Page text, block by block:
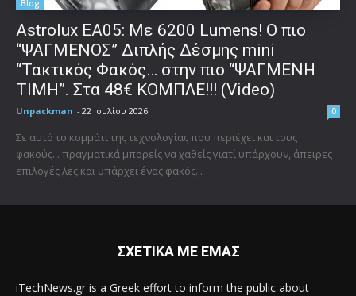
Blog
Astrolux ΕΑ05: Με 6200 Lumens! Ο πιο
“ΨΑΓΜΕΝΟΣ” Διπλής Δέσμης mini
“Τακτικός Φακός… στην πιο “ΨΑΓΜΕΝΗ
ΤΙΜΗ”. Στα 48€ ΚΟΜΠΛΕ!!! (Video)
Unpackman - 22 Ιουλίου 2026 0
Σε αυτό το κομμάτι της τεχνολογίας που περιέχει και τους
φακούς... πραγματικά μπορείς να χαθείς γιατί υπάρχουν, άπειρες
επιλογές λες και υπάρχει ένας φακός...
ΣΧΕΤΙΚΑ ΜΕ ΕΜΑΣ
iTechNews.gr is a Greek effort to inform the public about